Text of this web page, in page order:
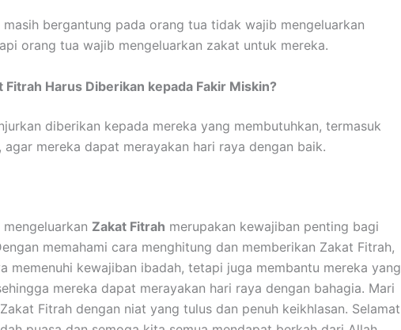
masih bergantung pada orang tua tidak wajib mengeluarkan
orang tua wajib mengeluarkan zakat untuk mereka.
Fitrah Harus Diberikan kepada Fakir Miskin?
diberikan kepada mereka yang membutuhkan, termasuk
mereka dapat merayakan hari raya dengan baik.
Zakat Fitrah merupakan kewajiban penting bagi
memahami cara menghitung dan memberikan Zakat Fitrah,
memenuhi kewajiban ibadah, tetapi juga membantu mereka yang
mereka dapat merayakan hari raya dengan bahagia. Mari
Fitrah dengan niat yang tulus dan penuh keikhlasan. Selamat